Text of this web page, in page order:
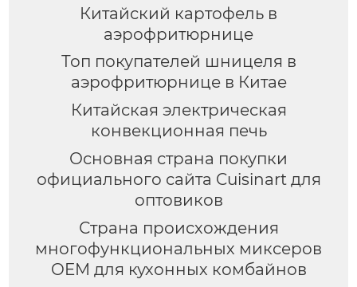
Китайский картофель в
аэрофритюрнице
Топ покупателей шницеля в
аэрофритюрнице в Китае
Китайская электрическая
конвекционная печь
Основная страна покупки
официального сайта Cuisinart для
оптовиков
Страна происхождения
многофункциональных миксеров
OEM для кухонных комбайнов